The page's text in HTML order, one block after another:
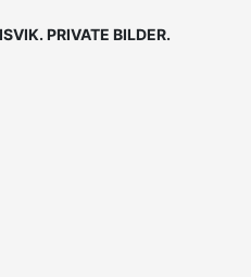
PRIVATE BILDER.